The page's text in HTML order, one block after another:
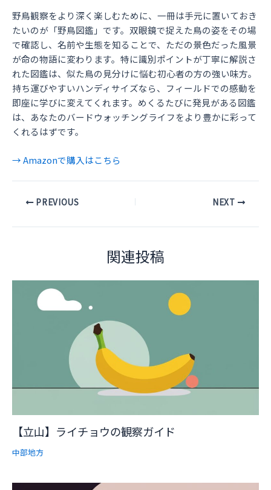
野鳥観察をより深く楽しむために、一冊は手元に置いておき
たいのが「野鳥図鑑」です。双眼鏡で捉えた鳥の姿をその場
で確認し、名前や生態を知ることで、ただの景色だった風景
が命の物語に変わります。特に識別ポイントが丁寧に解説さ
れた図鑑は、似た鳥の見分けに悩む初心者の方の強い味方。
持ち運びやすいハンディサイズなら、フィールドでの感動を
即座に学びに変えてくれます。めくるたびに発見がある図鑑
は、あなたのバードウォッチングライフをより豊かに彩って
くれるはずです。
→ Amazonで購入はこちら
PostPREVIOUS NEXT
関連投稿
【立山】ライチョウの観察ガイド
中部地方